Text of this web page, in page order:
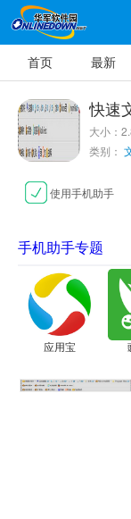
首页 最新
快速
大小：
类别：
使用手机助手
手机助手专题
应用宝